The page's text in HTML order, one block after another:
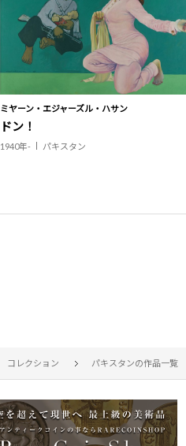
ミヤーン・エジャーズル・ハサン
ドン！
1940年- パキスタン
コレクション パキスタンの作品一覧